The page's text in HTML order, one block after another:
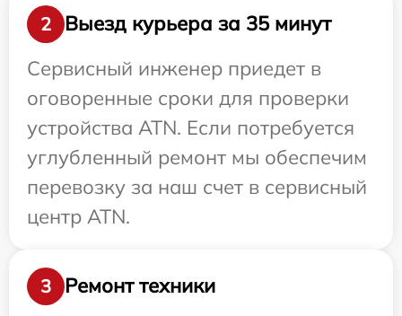
2
Выезд курьера за 35 минут
Сервисный инженер приедет в
оговоренные сроки для проверки
устройства ATN. Если потребуется
углубленный ремонт мы обеспечим
перевозку за наш счет в сервисный
центр ATN.
3
Ремонт техники